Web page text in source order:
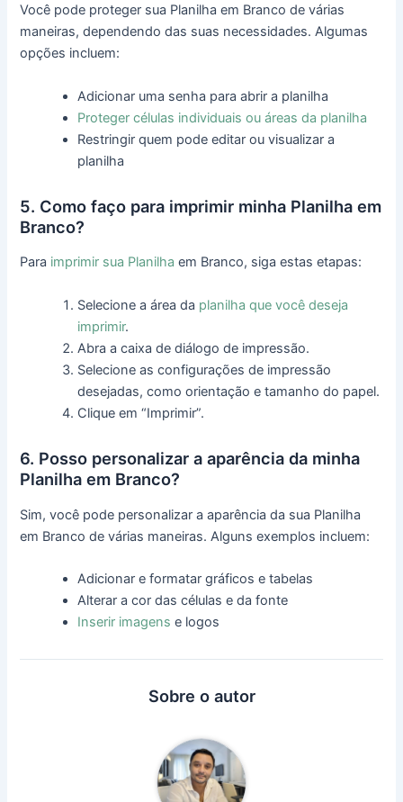
Você pode proteger sua Planilha em Branco de várias
maneiras, dependendo das suas necessidades. Algumas
opções incluem:
Adicionar uma senha para abrir a planilha
Proteger células individuais ou áreas da planilha
Restringir quem pode editar ou visualizar a
planilha
5. Como faço para imprimir minha Planilha em
Branco?
Para imprimir sua Planilha em Branco, siga estas etapas:
Selecione a área da planilha que você deseja
imprimir.
Abra a caixa de diálogo de impressão.
Selecione as configurações de impressão
desejadas, como orientação e tamanho do papel.
Clique em “Imprimir”.
6. Posso personalizar a aparência da minha
Planilha em Branco?
Sim, você pode personalizar a aparência da sua Planilha
em Branco de várias maneiras. Alguns exemplos incluem:
Adicionar e formatar gráficos e tabelas
Alterar a cor das células e da fonte
Inserir imagens e logos
Sobre o autor